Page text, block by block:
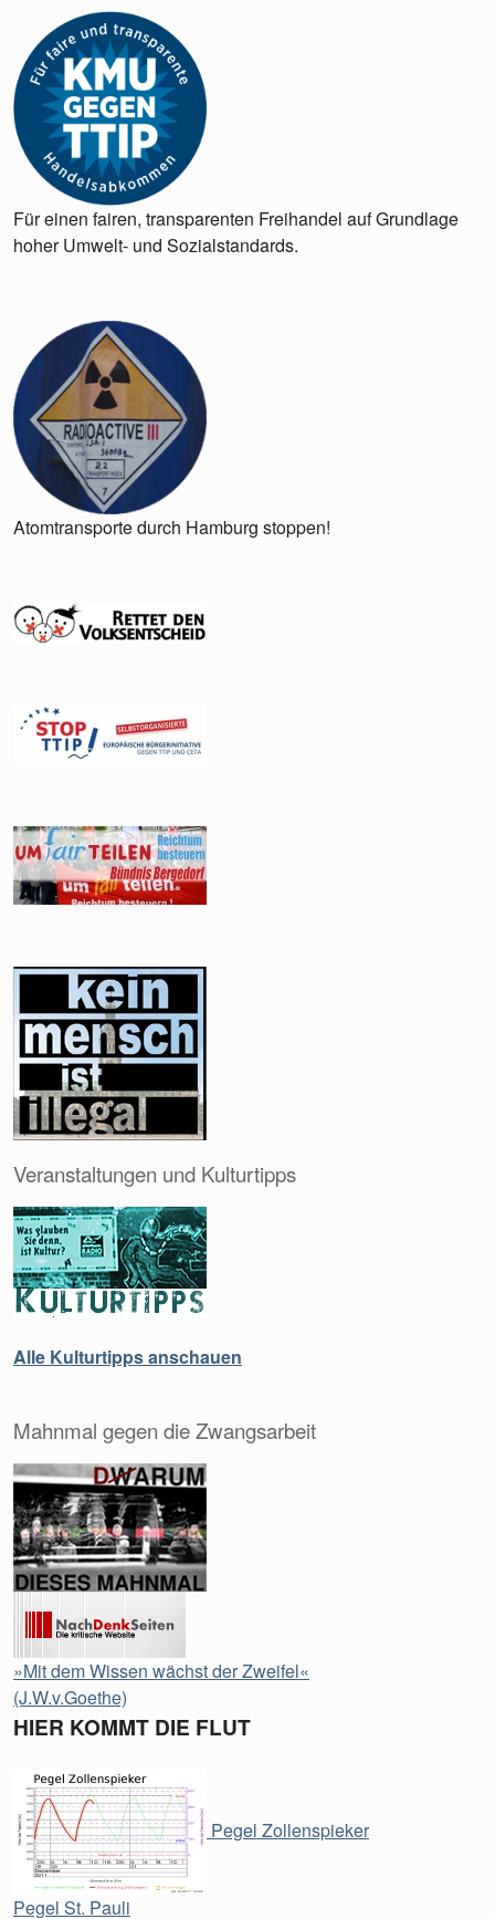
Für einen fairen, transparenten Freihandel auf Grundlage
hoher Umwelt- und Sozialstandards.
Atomtransporte durch Hamburg stoppen!
Veranstaltungen und Kulturtipps
Alle Kulturtipps anschauen
Mahnmal gegen die Zwangsarbeit
»Mit dem Wissen wächst der Zweifel«
(J.W.v.Goethe)
HIER KOMMT DIE FLUT
Pegel Zollenspieker
Pegel St. Pauli